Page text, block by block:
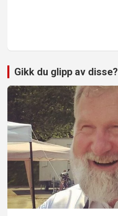
Gikk du glipp av disse?